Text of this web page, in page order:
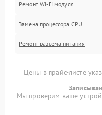
Ремонт Wi-Fi модуля
Замена процессора CPU
Ремонт разъема питания
Цены в прайс-листе
Мы проверим ваше